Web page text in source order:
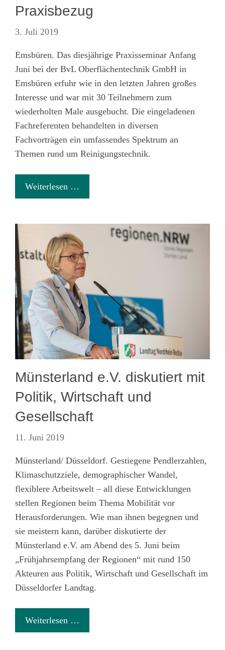
Praxisbezug
3. Juli 2019
Emsbüren. Das diesjährige Praxisseminar Anfang
Juni bei der BvL Oberflächentechnik GmbH in
Emsbüren erfuhr wie in den letzten Jahren großes
Interesse und war mit 30 Teilnehmern zum
wiederholten Male ausgebucht. Die eingeladenen
Fachreferenten behandelten in diversen
Fachvorträgen ein umfassendes Spektrum an
Themen rund um Reinigungstechnik.
Weiterlesen …
Münsterland e.V. diskutiert mit
Politik, Wirtschaft und
Gesellschaft
11. Juni 2019
Münsterland/ Düsseldorf. Gestiegene Pendlerzahlen,
Klimaschutzziele, demographischer Wandel,
flexiblere Arbeitswelt – all diese Entwicklungen
stellen Regionen beim Thema Mobilität vor
Herausforderungen. Wie man ihnen begegnen und
sie meistern kann, darüber diskutierte der
Münsterland e.V. am Abend des 5. Juni beim
„Frühjahrsempfang der Regionen“ mit rund 150
Akteuren aus Politik, Wirtschaft und Gesellschaft im
Düsseldorfer Landtag.
Weiterlesen …